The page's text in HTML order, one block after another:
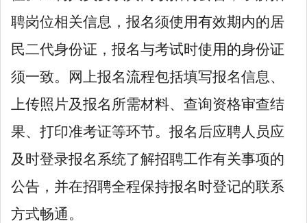
聘岗位相关信息，报名须使用有效期内的居
民二代身份证，报名与考试时使用的身份证
须一致。网上报名流程包括填写报名信息、
上传照片及报名所需材料、查询资格审查结
果、打印准考证等环节。 报名后应聘人员应
及时登录报名系统了解招聘工作有关事项的
公告，并在招聘全程保持报名时登记的联系
方式畅通。